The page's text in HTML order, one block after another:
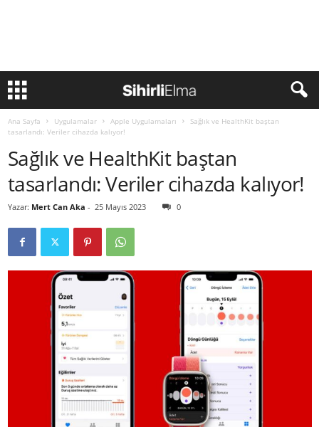
Ana Sayfa Uygulamalar Apple Uygulamaları
Sağlık ve HealthKit baştan
tasarlandı: Veriler cihazda kalıyor!
Sağlık ve HealthKit baştan
tasarlandı: Veriler cihazda kalıyor!
Yazar: Mert Can Aka - 25 Mayıs 2023 0